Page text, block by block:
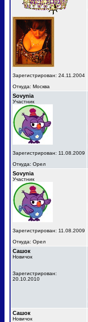
Зарегистрирован: 24.11.2004
Откуда: Москва
Sovynia
Участник
Зарегистрирован: 11.08.2009
Откуда: Орел
Sovynia
Участник
Зарегистрирован: 11.08.2009
Откуда: Орел
Сашок
Новичок
Зарегистрирован:
20.10.2010
Сашок
Новичок